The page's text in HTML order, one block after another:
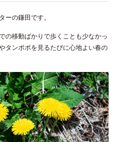
ーの鎌田です。
の移動ばかりで歩くことも少なかっ
タンポポを見るたびに心地よい春の